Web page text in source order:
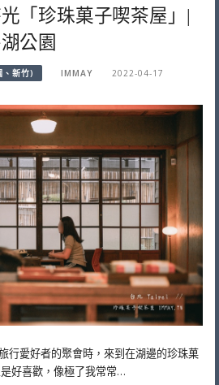
「珍珠菓子喫茶屋」|
公園
、新竹) IMMAY 2022-04-17
行愛好者的聚會時，來到在湖邊的珍珠菓
好喜歡，像極了我常常…